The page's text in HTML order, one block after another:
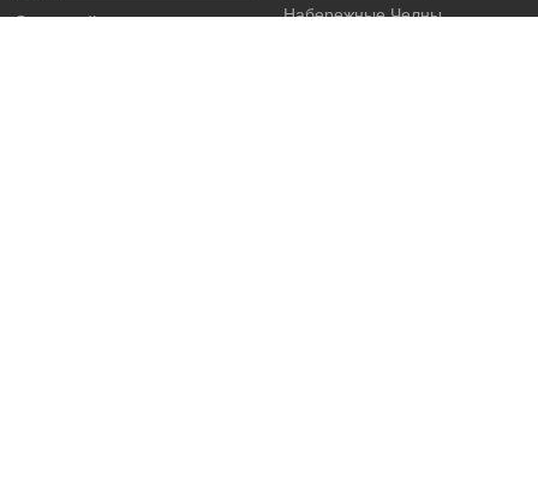
Остерегайтесь подделок
Набережные Челны